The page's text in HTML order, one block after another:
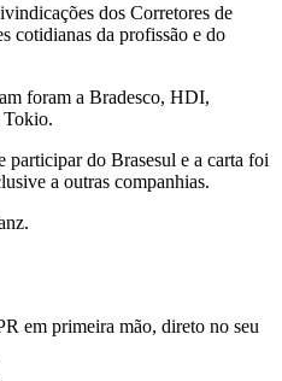
dos Corretores de
cotidianas da profissão e do
foram a Bradesco, HDI,
Tokio.
participar do Brasesul e a carta foi
a outras companhias.
em primeira mão, direto no seu